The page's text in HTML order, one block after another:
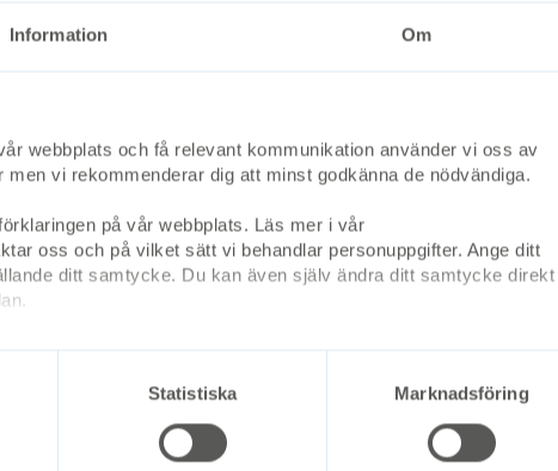
Information Om
webbplats och få relevant kommunikation använder vi oss av
vi rekommenderar dig att minst godkänna de nödvändiga.
på vår webbplats. Läs mer i vår
oss och på vilket sätt vi behandlar personuppgifter. Ange ditt
ditt samtycke. Du kan även själv ändra ditt samtycke direkt
Statistiska Marknadsföring
Ågrenska eller
Via streaming
Anmäl
23